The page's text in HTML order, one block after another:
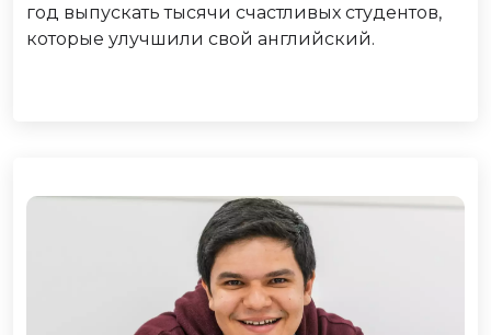
год выпускать тысячи счастливых студентов,
которые улучшили свой английский.